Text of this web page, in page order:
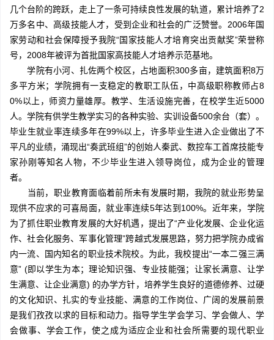
几个台阶的跨跃，走上了一条可持续良性发展的轨道，累计培养了2
万多名中、高级技能人才，受到企业和社会的广泛赞誉。2006年国
家劳动和社会保障授予我院“国家技能人才培育突出贡献奖”荣誉称
号，2008年被评为首批国家高技能人才培养示范基地。
学院有小河、扎佐两个校区，占地面积300多亩，建筑面积8万
多平方米；学院拥有一支稳定的教职工队伍，中高级职称教师占8
0%以上，师资力量雄厚。教学、生活设施完善，在校学生近5000
人。学院有供学生教学实习的各种实验、实训设备500余台（套）。
毕业生就业率连续多年在99%以上，许多毕业生进入企业做出了不
平凡的业绩，涌现出“奏武班组”的创始人秦武、数控车工首席技能专
家孙刚等知名人物，不少毕业生进入领导岗位，成为企业的管理
者。
当前，职业教育面临着前所未有发展时期，我院的就业形势呈
现供不应求的可喜局面，就业率连续5年达到100%。近年来，学院
为了抓住职业教育发展的大好机遇，提出了“产业化发展、企业化运
作、社会化服务、军事化管理”跨越式发展思路，努力把学院办成省
内一流、国内知名的职业技术院校。为此，我校提出“一本二强三满
意” (即以学生为本；理论知识强、专业技能强；让家长满意、让学
生满意、让企业满意) 的办学方针，培养学生良好的道德修养、过硬
的文化知识、扎实的专业技能、满意的工作岗位、广阔的发展前景
是我们孜孜以求的目标和动力。指导学生学会学习、学会做人、学
会做事、学会工作，使之成为适应企业和社会所需要的现代职业